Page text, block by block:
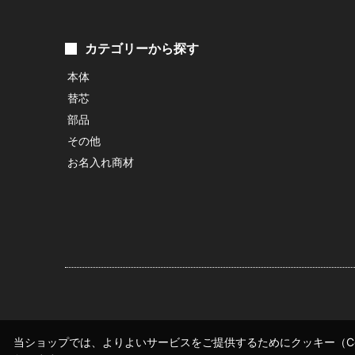
カテゴリーから探す
本体
替芯
部品
その他
お名入れ商材
当ショップでは、よりよいサービスをご提供するためにクッキー